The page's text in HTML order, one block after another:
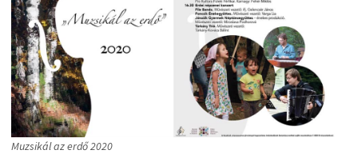
Muzsikál az erdő 2020